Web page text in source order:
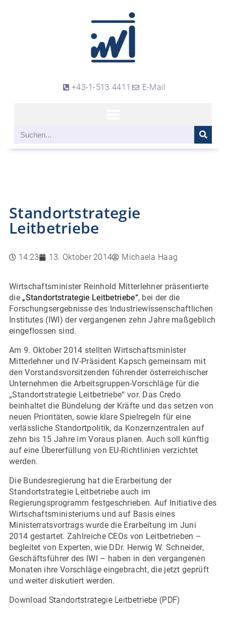
+43-1-513 4411 E-Mail
Standortstrategie
Leitbetriebe
14:23 13. Oktober 2014 Michaela Haag
Wirtschaftsminister Reinhold Mitterlehner präsentierte
die „Standortstrategie Leitbetriebe“, bei der die
Forschungsergebnisse des Industriewissenschaftlichen
Institutes (IWI) der vergangenen zehn Jahre maßgeblich
eingeflossen sind.
Am 9. Oktober 2014 stellten Wirtschaftsminister
Mitterlehner und IV-Präsident Kapsch gemeinsam mit
den Vorstandsvorsitzenden führender österreichischer
Unternehmen die Arbeitsgruppen-Vorschläge für die
„Standortstrategie Leitbetriebe“ vor. Das Credo
beinhaltet die Bündelung der Kräfte und das setzen von
neuen Prioritäten, sowie klare Spielregeln für eine
verlässliche Standortpolitik, da Konzernzentralen auf
zehn bis 15 Jahre im Voraus planen. Auch soll künftig
auf eine Übererfüllung von EU-Richtlinien verzichtet
werden.
Die Bundesregierung hat die Erarbeitung der
Standortstrategie Leitbetriebe auch im
Regierungsprogramm festgeschrieben. Auf Initiative des
Wirtschaftsministeriums und auf Basis eines
Ministerratsvortrags wurde die Erarbeitung im Juni
2014 gestartet. Zahlreiche CEOs von Leitbetrieben –
begleitet von Experten, wie DDr. Herwig W. Schneider,
Geschäftsführer des IWI – haben in den vergangenen
Monaten ihre Vorschläge eingebracht, die jetzt geprüft
und weiter diskutiert werden.
Download Standortstrategie Leitbetriebe (PDF)